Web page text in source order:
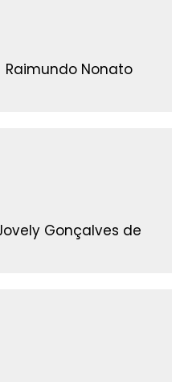
Nonato
Gonçalves de